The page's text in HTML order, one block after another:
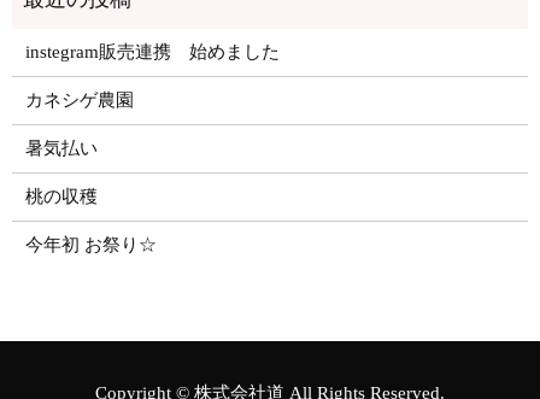
instegram販売連携 始めました
カネシゲ農園
暑気払い
桃の収穫
今年初 お祭り☆
Copyright © 株式会社道 All Rights Reserved.